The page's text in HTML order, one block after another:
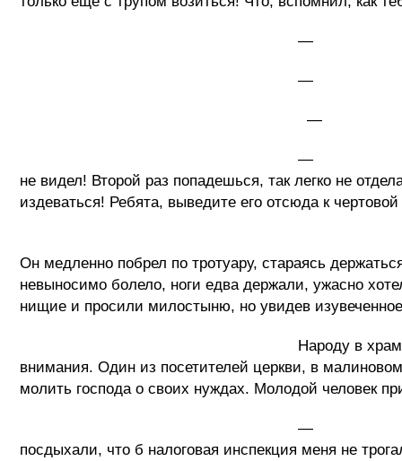
— Истинно говорю Вам, я
— Тебе что, еще мало? Так
— Не бейте меня, добрые
— Черт с тобой, проваливай!
не видел! Второй раз попадешься, так легко не
издеваться! Ребята, выведите его отсюда к
Он медленно побрел по тротуару, стараясь
невыносимо болело, ноги едва держали, ужасно
нищие и просили милостыню, но увидев
Народу в храме было не много, кто-
внимания. Один из посетителей церкви, в
молить господа о своих нуждах. Молодой человек
— Молю тебя, господи, не
посдыхали, что б налоговая инспекция меня не